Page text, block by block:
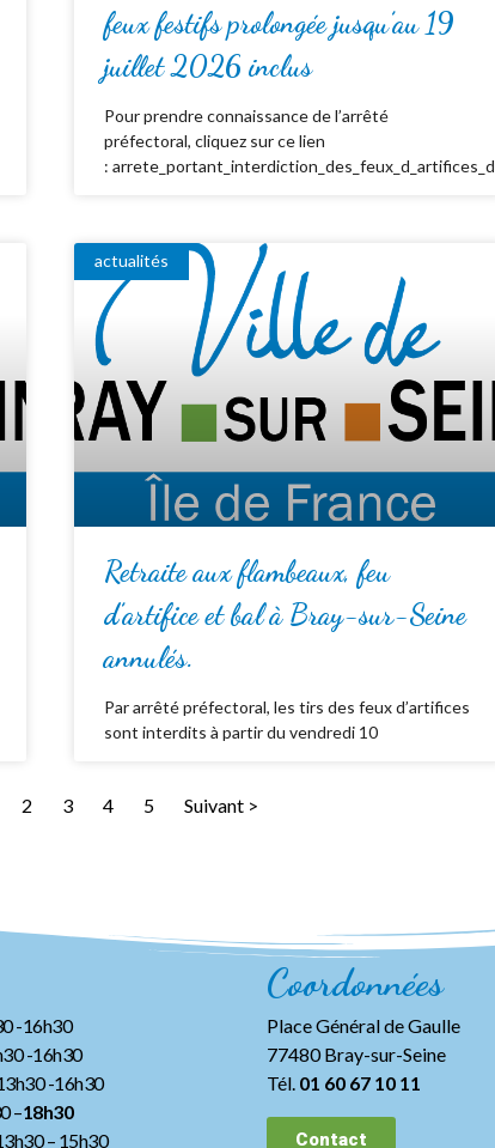
feux festifs prolongée jusqu’au 19
juillet 2026 inclus
Pour prendre connaissance de l’arrêté
préfectoral, cliquez sur ce lien
:
actualités
Retraite aux flambeaux, feu
d’artifice et bal à Bray-sur-Seine
annulés.
Par arrêté préfectoral, les tirs des feux d’artifices
sont interdits à partir du vendredi 10
2 3 4 5 Suivant >
-16h30
-16h30
-16h30
–18h30
– 15h30
Coordonnées
Place Général de Gaulle
77480 Bray-sur-Seine
Tél. 01 60 67 10 11
Contact